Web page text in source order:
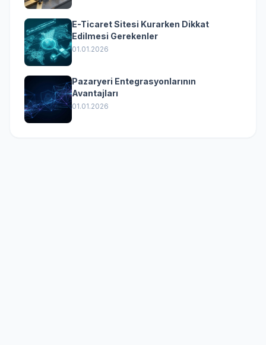
E-Ticaret Sitesi Kurarken Dikkat
Edilmesi Gerekenler
01.01.2026
Pazaryeri Entegrasyonlarının
Avantajları
01.01.2026